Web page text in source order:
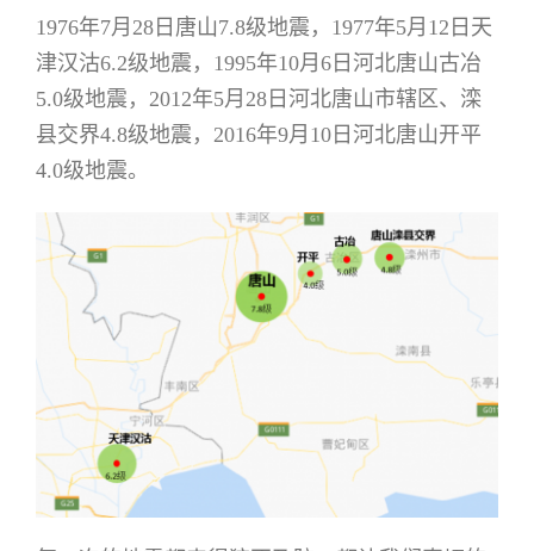
1976年7月28日唐山7.8级地震，1977年5月12日天
津汉沽6.2级地震，1995年10月6日河北唐山古冶
5.0级地震，2012年5月28日河北唐山市辖区、滦
县交界4.8级地震，2016年9月10日河北唐山开平
4.0级地震。